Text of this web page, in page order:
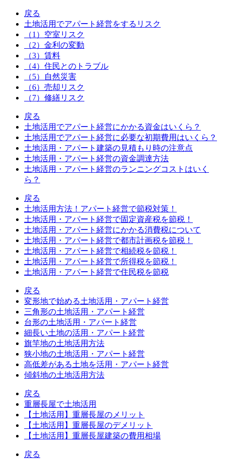
戻る
土地活用でアパート経営をするリスク
（1）空室リスク
（2）金利の変動
（3）賃料
（4）住民とのトラブル
（5）自然災害
（6）売却リスク
（7）修繕リスク
戻る
土地活用でアパート経営にかかる資金はいくら？
土地活用でアパート経営に必要な初期費用はいくら？
土地活用・アパート建築の見積もり時の注意点
土地活用・アパート経営の資金調達方法
土地活用・アパート経営のランニングコストはいく
ら？
戻る
土地活用方法！アパート経営で節税対策！
土地活用・アパート経営で固定資産税を節税！
土地活用・アパート経営にかかる消費税について
土地活用・アパート経営で都市計画税を節税！
土地活用・アパート経営で相続税を節税！
土地活用・アパート経営で所得税を節税！
土地活用・アパート経営で住民税を節税
戻る
変形地で始める土地活用・アパート経営
三角形の土地活用・アパート経営
台形の土地活用・アパート経営
細長い土地の活用・アパート経営
旗竿地の土地活用方法
狭小地の土地活用・アパート経営
高低差がある土地を活用・アパート経営
傾斜地の土地活用方法
戻る
重層長屋で土地活用
【土地活用】重層長屋のメリット
【土地活用】重層長屋のデメリット
【土地活用】重層長屋建築の費用相場
戻る